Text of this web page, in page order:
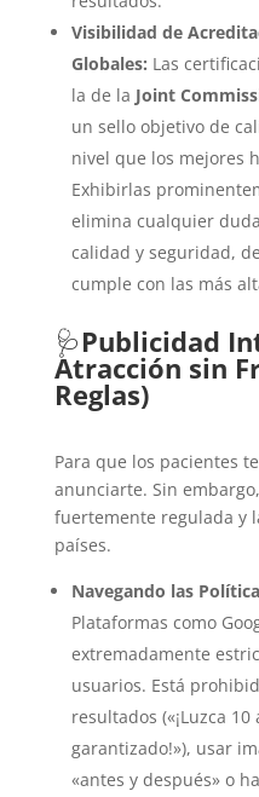
Visibilidad de
Globales: Las
la de la Joint
un sello objetivo de
nivel que los mejores
Exhibirlas
elimina cualquier
calidad y seguridad,
cumple con las más
🩺Publicidad
Atracción sin
Reglas)
Para que los pacientes
anunciarte. Sin
fuertemente regulada y
países.
Navegando las
Plataformas como
extremadamente
usuarios. Está
resultados («¡Luzca
garantizado!»), usar
«antes y después» o